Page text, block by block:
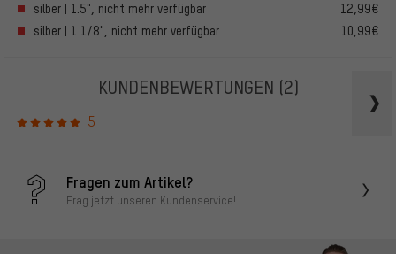
silber | 1.5", nicht mehr verfügbar
12,99€
silber | 1 1/8", nicht mehr verfügbar
10,99€
KUNDENBEWERTUNGEN (2)
5
Fragen zum Artikel?
Frag jetzt unseren Kundenservice!